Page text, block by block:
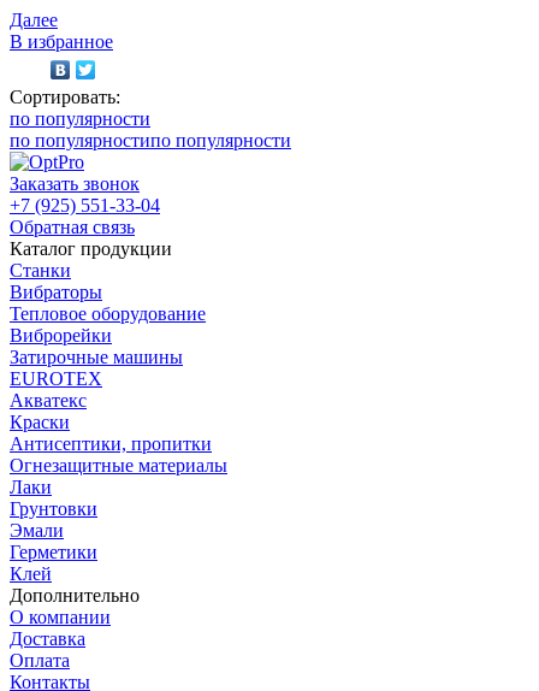
Далее
В избранное
Сортировать:
по популярности
по популярностипо популярности
Заказать звонок
+7 (925) 551-33-04
Обратная связь
Каталог продукции
Станки
Вибраторы
Тепловое оборудование
Виброрейки
Затирочные машины
EUROTEX
Акватекс
Краски
Антисептики, пропитки
Огнезащитные материалы
Лаки
Грунтовки
Эмали
Герметики
Клей
Дополнительно
О компании
Доставка
Оплата
Контакты